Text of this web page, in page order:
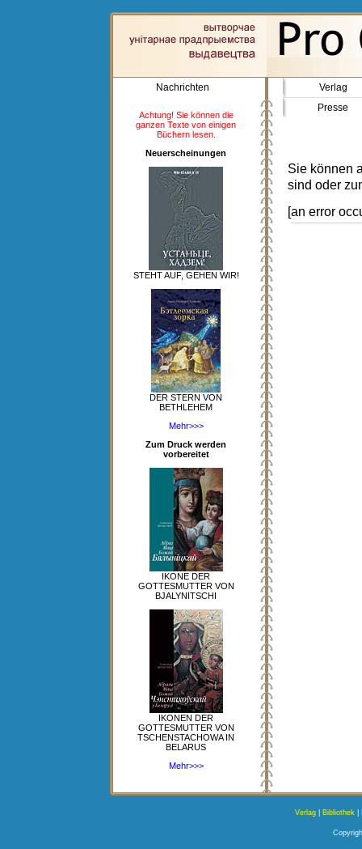
Nachrichten
Achtung! Sie können die
ganzen Texte von einigen
Büchern lesen.
Neuerscheinungen
STEHT AUF, GEHEN WIR!
DER STERN VON
BETHLEHEM
Mehr>>>
Zum Druck werden
vorbereitet
IKONE DER
GOTTESMUTTER VON
BJALYNITSCHI
IKONEN DER
GOTTESMUTTER VON
TSCHENSTACHOWA IN
BELARUS
Mehr>>>
Verlag
Presse
Sie können
sind oder
[an error
Verlag| Bibliothek|